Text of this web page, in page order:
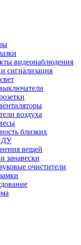
видеонаблюдения
сигнализация
воздуха
близких
ДУ
вещей
занавески
очистители